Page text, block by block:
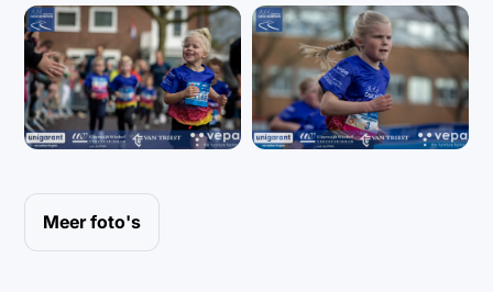
Meer foto's